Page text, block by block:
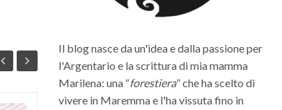
Il blog nasce da un'idea e dalla passione per
l'Argentario e la scrittura di mia mamma
Marilena: una “forestiera” che ha scelto di
vivere in Maremma e l'ha vissuta fino in